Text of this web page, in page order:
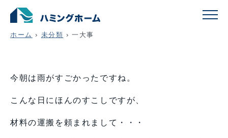
一大事
ホーム › 未分類 › 一大事
今朝は雨がすごかったですね。
こんな日にほんのすこしですが、
材料の運搬を頼まれまして・・・